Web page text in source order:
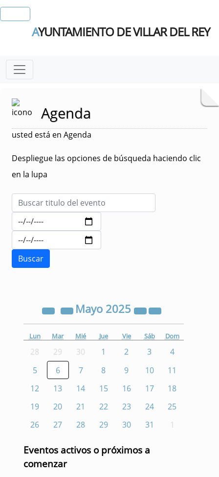
AYUNTAMIENTO DE VILLAR DEL REY
Agenda
usted está en Agenda
Despliegue las opciones de búsqueda haciendo clic
en la lupa
Mayo 2025
Lun Mar Mié Jue Vie Sáb Dom
28 29 30 1 2 3
4
5
6 7 8 9 10
11
12
13 14 15 16 17
18
19
20 21 22 23 24
25
26
27 28 29 30 31 1
Eventos activos o próximos a
comenzar